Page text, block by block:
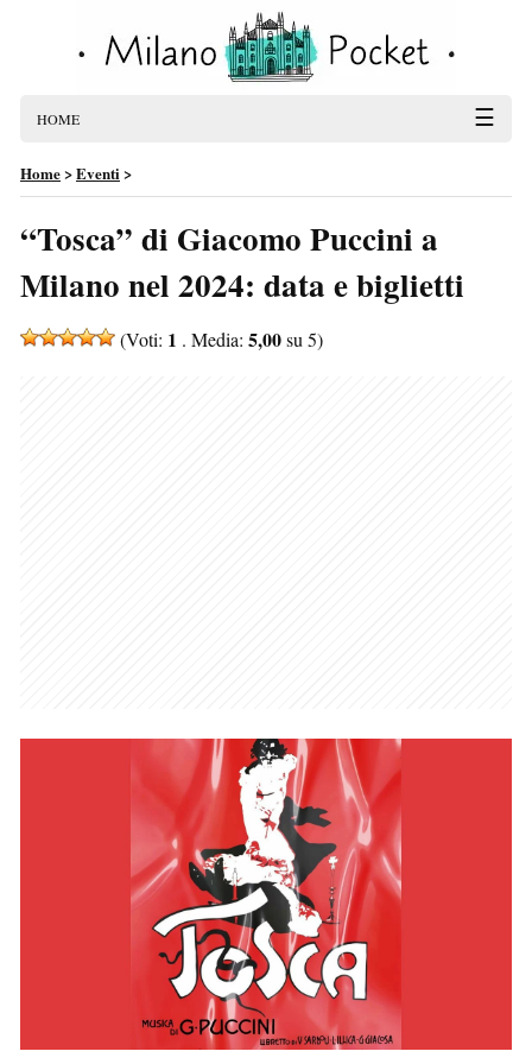
HOME ☰
Home>Eventi>
“Tosca” di Giacomo Puccini a
Milano nel 2024: data e biglietti
(Voti: 1 . Media: 5,00su 5)